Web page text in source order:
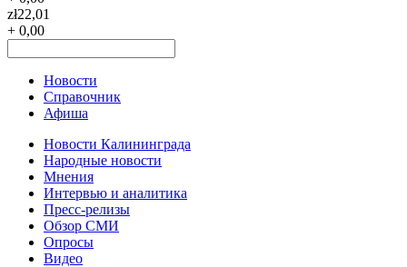
zł22,01
+ 0,00
Новости
Справочник
Афиша
Новости Калининграда
Народные новости
Мнения
Интервью и аналитика
Пресс-релизы
Обзор СМИ
Опросы
Видео